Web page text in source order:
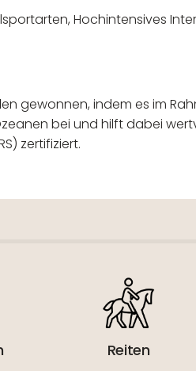
Hochintensives
gewonnen, indem es im
bei und hilft dabei
zertifiziert.
Reiten